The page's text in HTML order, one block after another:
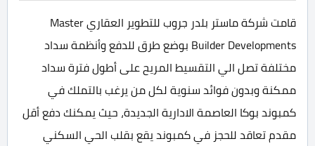
قامت شركة ماستر بلدر جروب للتطوير العقاري Master
Builder Developments بوضع طرق للدفع وأنظمة سداد
مختلفة تصل الي التقسيط المريح على أطول فترة سداد
ممكنة وبدون فوائد سنوية لكل من يرغب بالتملك في
كمبوند بوكا العاصمة الادارية الجديدة، حيث يمكنك دفع أقل
مقدم تعاقد للحجز في كمبوند يقع بقلب الحي السكني